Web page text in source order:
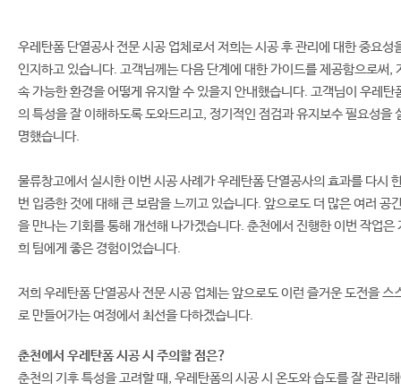
우레탄폼 단열공사 전문 시공 업체로서 저희는 시공 후 관리에 대한 중요성
인지하고 있습니다. 고객님께는 다음 단계에 대한 가이드를 제공함으로써,
속 가능한 환경을 어떻게 유지할 수 있을지 안내했습니다. 고객님이 우레탄
의 특성을 잘 이해하도록 도와드리고, 정기적인 점검과 유지보수 필요성을
명했습니다.
물류창고에서 실시한 이번 시공 사례가 우레탄폼 단열공사의 효과를 다시
번 입증한 것에 대해 큰 보람을 느끼고 있습니다. 앞으로도 더 많은 여러 공
을 만나는 기회를 통해 개선해 나가겠습니다. 춘천에서 진행한 이번 작업은
희 팀에게 좋은 경험이었습니다.
저희 우레탄폼 단열공사 전문 시공 업체는 앞으로도 이런 즐거운 도전을 스
로 만들어가는 여정에서 최선을 다하겠습니다.
춘천에서 우레탄폼 시공 시 주의할 점은?
춘천의 기후 특성을 고려할 때, 우레탄폼의 시공 시 온도와 습도를 잘 관리